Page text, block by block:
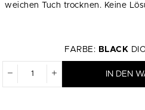
weichen Tuch trocknen. Keine
FARBE: BLACK
IN DEN